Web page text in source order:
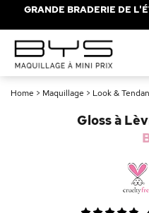
GRANDE BRADERIE DE
Home > Maquillage > Look &
Gloss à
Mascara